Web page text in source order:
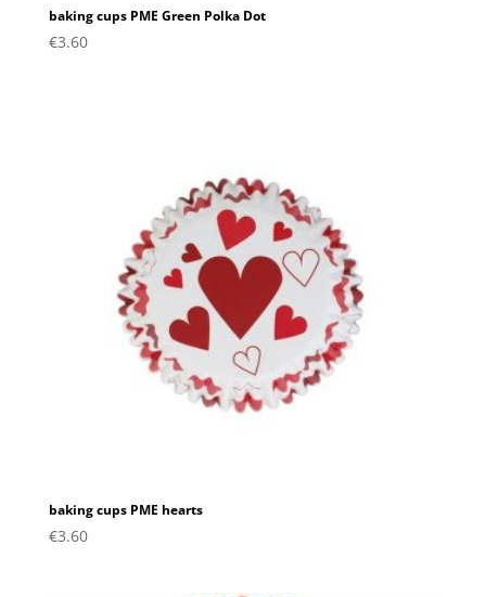
baking cups PME Green Polka Dot
€3.60
baking cups PME hearts
€3.60